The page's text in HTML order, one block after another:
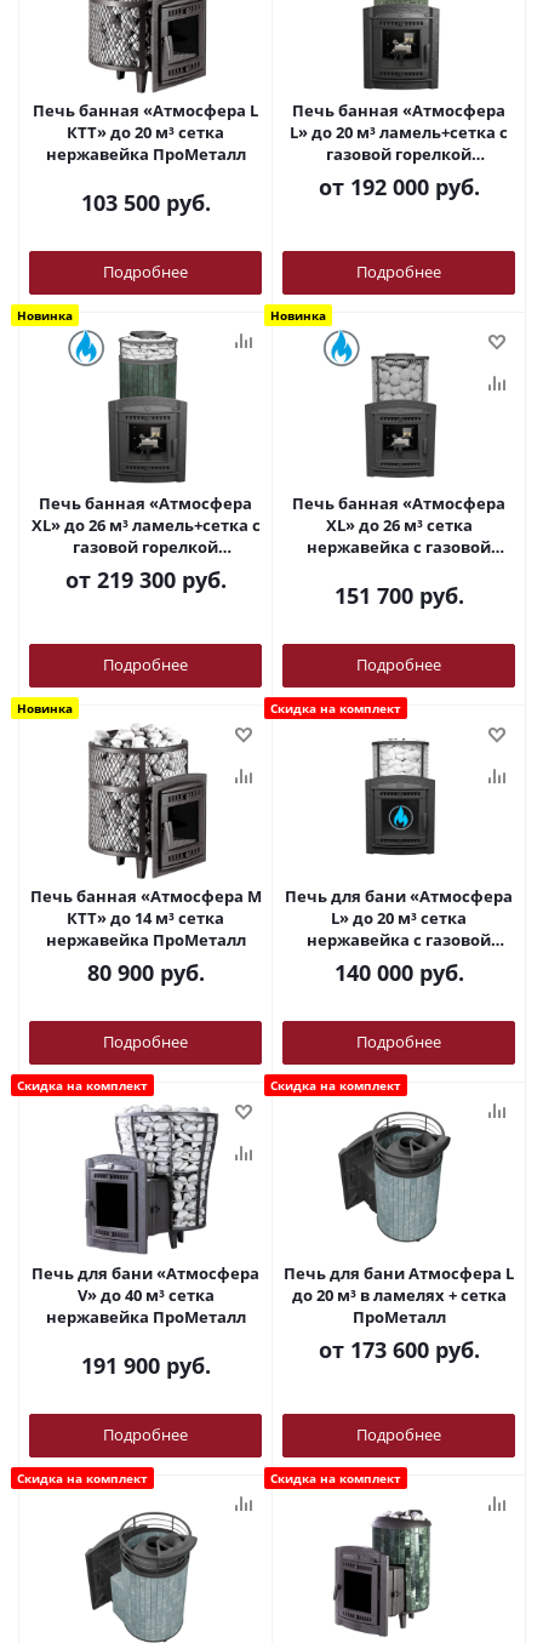
Печь банная «Атмосфера L
КТТ» до 20 м³ сетка
нержавейка ПроМеталл
103 500руб.
Подробнее
Печь банная «Атмосфера
L» до 20 м³ ламель+сетка с
газовой горелкой
ПроМеталл
от 192 000 руб.
Подробнее
Новинка
Печь банная «Атмосфера
XL» до 26 м³ ламель+сетка с
газовой горелкой
ПроМеталл
от 219 300 руб.
Подробнее
Новинка
Печь банная «Атмосфера
XL» до 26 м³ сетка
нержавейка с газовой
151 700руб.
Подробнее
Новинка
Печь банная «Атмосфера М
КТТ» до 14 м³ сетка
нержавейка ПроМеталл
80 900руб.
Подробнее
Скидка на комплект
Печь для бани «Атмосфера
L» до 20 м³ сетка
нержавейка с газовой
горелкой ПроМеталл
140 000руб.
Подробнее
Скидка на комплект
Печь для бани «Атмосфера
V» до 40 м³ сетка
нержавейка ПроМеталл
191 900руб.
Подробнее
Скидка на комплект
Печь для бани Атмосфера L
до 20 м³ в ламелях + сетка
ПроМеталл
от 173 600 руб.
Подробнее
Скидка на комплект Скидка на комплект